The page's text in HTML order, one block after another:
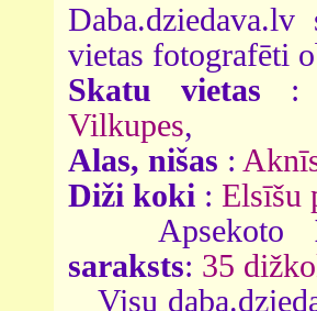
vietas fotografēti
Skatu vietas
Vilkupes,
Alas, nišas :
Diži koki : Elsīšu
Apsekoto
saraksts: 35
Visu